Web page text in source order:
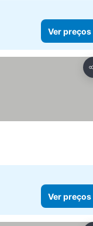
Ver preços
Ver preços